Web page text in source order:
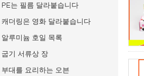
PE는 필름 달라붙습니다
캐더링은 영화 달라붙습니다
알루미늄 호일 목록
굽기 서류상 장
부대를 요리하는 오븐